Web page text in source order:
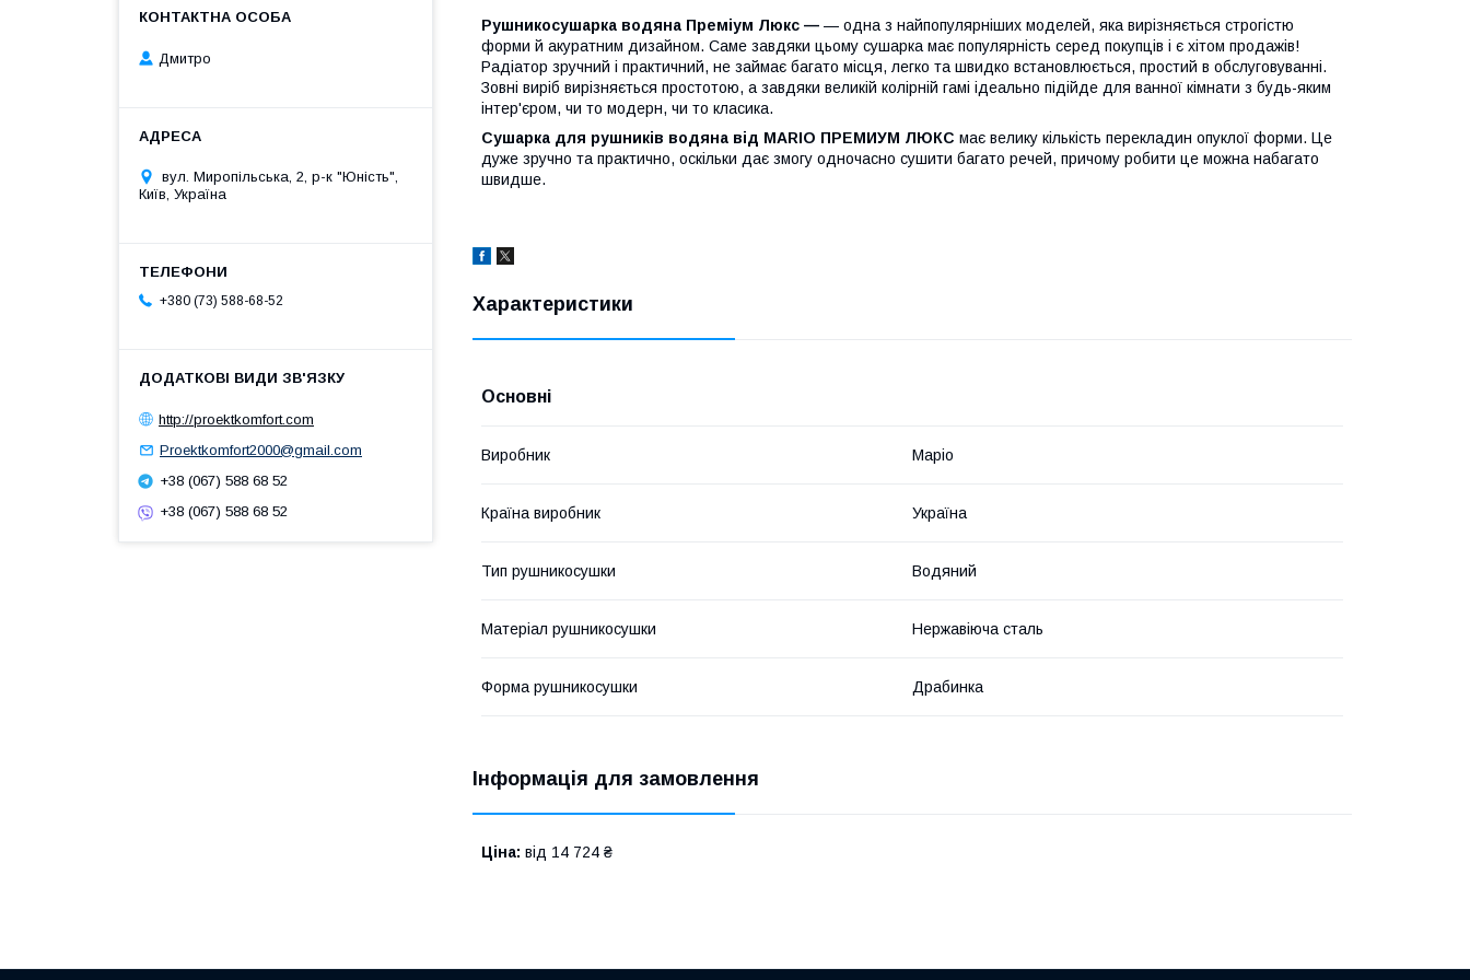
Рушникосушарка водяна Преміум Люкс — — одна з найпопулярніших моделей, яка вирізняється строгістю
форми й акуратним дизайном. Саме завдяки цьому сушарка має популярність серед покупців і є хітом продажів!
Радіатор зручний і практичний, не займає багато місця, легко та швидко встановлюється, простий в обслуговуванні.
Зовні виріб вирізняється простотою, а завдяки великій колірній гамі ідеально підійде для ванної кімнати з будь-яким
інтер'єром, чи то модерн, чи то класика.
Сушарка для рушників водяна від MARIO ПРЕМИУМ ЛЮКС має велику кількість перекладин опуклої форми. Це
дуже зручно та практично, оскільки дає змогу одночасно сушити багато речей, причому робити це можна набагато
швидше.
Характеристики
Основні
Виробник Маріо
Країна виробник Україна
Тип рушникосушки Водяний
Матеріал рушникосушки Нержавіюча сталь
Форма рушникосушки Драбинка
Інформація для замовлення
Ціна: від 14 724 ₴
Дмитро
вул. Миропільська, 2, р-к "Юність",
Київ, Україна
+380 (73) 588-68-52
http://proektkomfort.com
Proektkomfort2000@gmail.com
+38 (067) 588 68 52
+38 (067) 588 68 52